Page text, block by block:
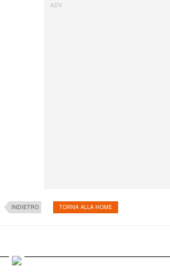
INDIETRO TORNA ALLA HOME